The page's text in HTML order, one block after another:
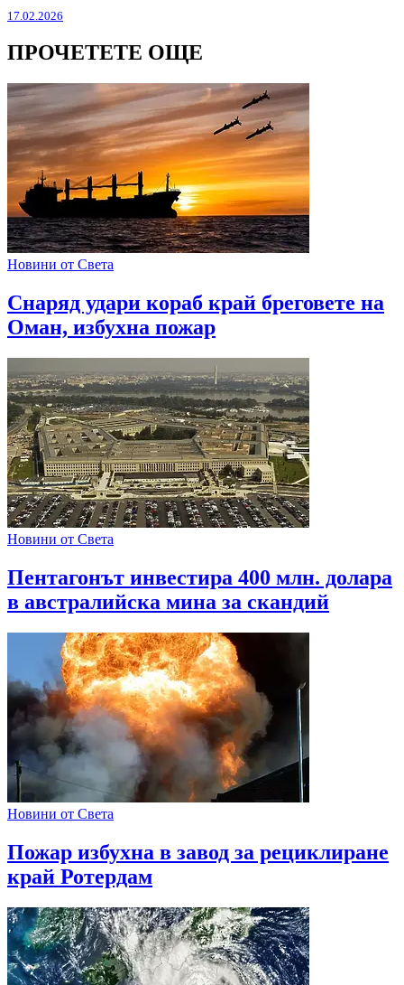
17.02.2026
ПРОЧЕТЕТЕ ОЩЕ
Новини от Света
Снаряд удари кораб край бреговете на
Оман, избухна пожар
Новини от Света
Пентагонът инвестира 400 млн. долара
в австралийска мина за скандий
Новини от Света
Пожар избухна в завод за рециклиране
край Ротердам